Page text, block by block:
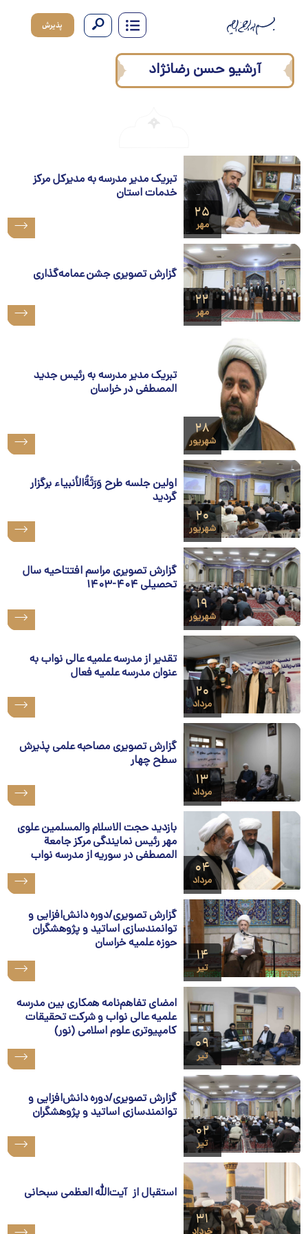
آرشیوحسن رضانژاد
۲۵
مهر
تبریک مدیر مدرسه به مدیرکل مرکز
خدمات استان
۲۲
مهر
گزارش تصویری جشن عمامه‌گذاری
۲۸
شهریور
تبریک مدیر مدرسه به رئیس جدید
المصطفی در خراسان
۲۰
شهریور
اولین جلسه طرح وَرَثَة‌ُالأنبیاء برگزار
گردید
۱۹
شهریور
گزارش تصویری مراسم افتتاحیه سال
تحصیلی ۴۰۴-۱۴۰۳
۲۰
مرداد
تقدیر از مدرسه علمیه عالی نواب به
عنوان مدرسه علمیه فعال
۱۳
مرداد
گزارش تصویری مصاحبه علمی پذیرش
سطح چهار
۰۴
مرداد
بازدید حجت الاسلام والمسلمین علوی
مهر رئیس نمایندگی مرکز جامعة
المصطفی در سوریه از مدرسه نواب
۱۴
گزارش تصویری/دوره دانش‌افزایی و
توانمندسازی اساتید و پژوهشگران
حوزه علمیه خراسان
۰۹
امضای تفاهم‌نامه همکاری بین مدرسه
علمیه عالی نواب و شرکت تحقیقات
کامپیوتری علوم اسلامی (نور)
۰۲
تیر
گزارش تصویری/دوره دانش‌افزایی و
توانمندسازی اساتید و پژوهشگران
۳۱
استقبال از آیت‌الله العظمی سبحانی